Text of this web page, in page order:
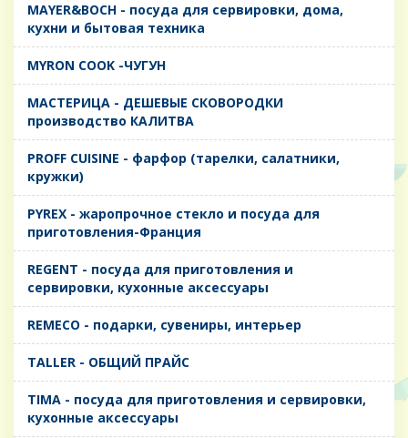
MAYER&BOCH - посуда для сервировки, дома,
кухни и бытовая техника
MYRON COOK -ЧУГУН
MАСТЕРИЦА - ДЕШЕВЫЕ СКОВОРОДКИ
производство КАЛИТВА
PROFF CUISINE - фарфор (тарелки, салатники,
кружки)
PYREX - жаропрочное стекло и посуда для
приготовления-Франция
REGENT - посуда для приготовления и
сервировки, кухонные аксессуары
REMECO - подарки, сувениры, интерьер
TALLER - ОБЩИЙ ПРАЙС
TIMA - посуда для приготовления и сервировки,
кухонные аксессуары